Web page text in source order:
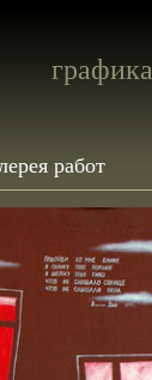
графика
работ